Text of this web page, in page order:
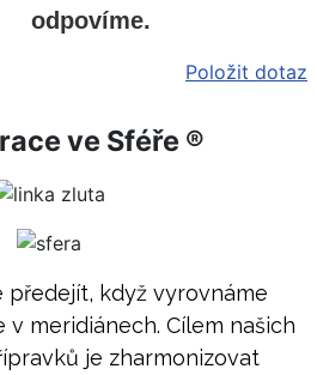
odpovíme.
Položit dotaz
ve Sféře ®
předejít, když vyrovnáme
meridiánech. Cílem našich
je zharmonizovat